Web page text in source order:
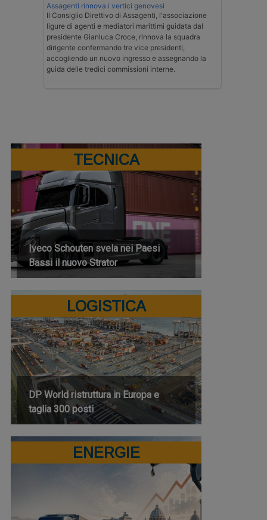
Assagenti rinnova i vertici genovesi
Il Consiglio Direttivo di Assagenti, l'associazione
ligure di agenti e mediatori marittimi guidata dal
presidente Gianluca Croce, rinnova la squadra
dirigente confermando tre vice presidenti,
accogliendo un nuovo ingresso e assegnando la
guida delle tredici commissioni interne.
TECNICA
Iveco Schouten svela nei Paesi
Bassi il nuovo Strator
LOGISTICA
DP World ristruttura in Europa e
taglia 300 posti
ENERGIE